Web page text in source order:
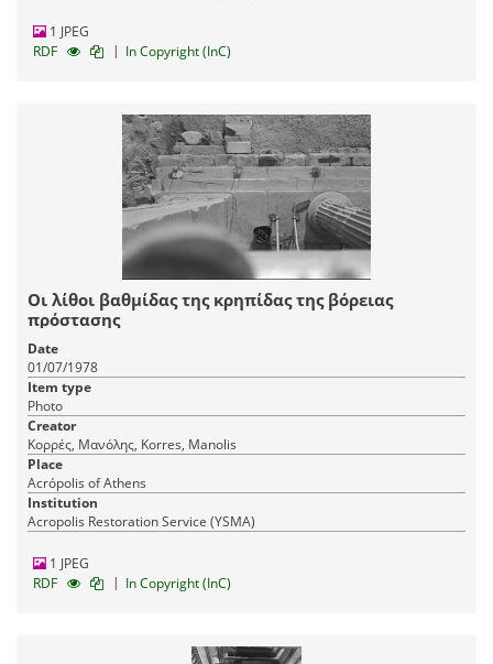
1 JPEG
RDF
| In Copyright (InC)
Οι λίθοι βαθμίδας της κρηπίδας της βόρειας
πρόστασης
Date
01/07/1978
Item type
Photo
Creator
Κορρές, Μανόλης, Korres, Manolis
Place
Acrópolis of Athens
Institution
Acropolis Restoration Service (YSMA)
1 JPEG
RDF
| In Copyright (InC)